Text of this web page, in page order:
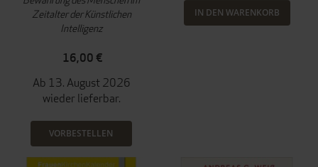
Zeitalter der Künstlichen
Intelligenz
16,00 €
Ab 13. August 2026
wieder lieferbar.
VORBESTELLEN
IN DEN WARENKORB